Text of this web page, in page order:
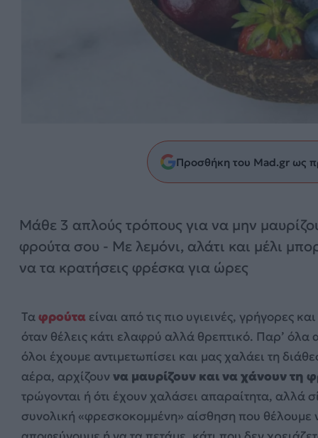
Προσθήκη του Mad.gr ως
Μάθε 3 απλούς τρόπους για να μην
φρούτα σου - Με λεμόνι, αλάτι και μέλι
να τα κρατήσεις φρέσκα για ώρες
Ταφρούτα είναι από τις πιο υγιεινές, γρήγορες
όταν θέλεις κάτι ελαφρύ αλλά θρεπτικό. Παρ’ όλα
όλοι έχουμε αντιμετωπίσει και μας χαλάει τη
αέρα, αρχίζουννα μαυρίζουν και να χάνουν τη
τρώγονται ή ότι έχουν χαλάσει απαραίτητα, αλλά
συνολική «φρεσκοκομμένη» αίσθηση που θέλουμε